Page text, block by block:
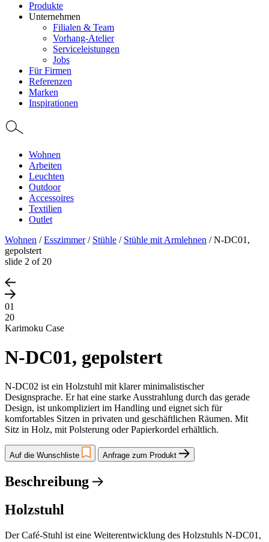
Produkte
Unternehmen
Filialen & Team
Vorhang-Atelier
Serviceleistungen
Jobs
Für Firmen
Referenzen
Marken
Inspirationen
Wohnen
Arbeiten
Leuchten
Outdoor
Accessoires
Textilien
Outlet
Wohnen /Esszimmer/ Stühle / Stühle mit Armlehnen /N-DC01,
gepolstert
slide 2 of 20
01
20
Karimoku Case
N-DC01, gepolstert
N-DC02 ist ein Holzstuhl mit klarer minimalistischer
Designsprache. Er hat eine starke Ausstrahlung durch das gerade
Design, ist unkompliziert im Handling und eignet sich für
komfortables Sitzen in privaten und geschäftlichen Räumen. Mit
Sitz in Holz, mit Polsterung oder Papierkordel erhältlich.
Auf die Wunschliste Anfrage zum Produkt
Beschreibung
Holzstuhl
Der Café-Stuhl ist eine Weiterentwicklung des Holzstuhls N-DC01,